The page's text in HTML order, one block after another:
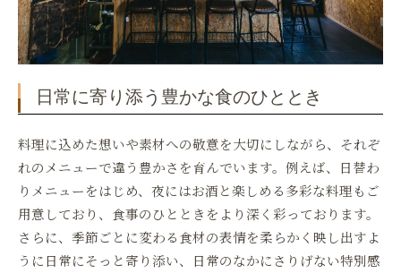
日常に寄り添う豊かな食のひととき
料理に込めた想いや素材への敬意を大切にしながら、それぞ
れのメニューで違う豊かさを育んでいます。例えば、日替わ
りメニューをはじめ、夜にはお酒と楽しめる多彩な料理もご
用意しており、食事のひとときをより深く彩っております。
さらに、季節ごとに変わる食材の表情を柔らかく映し出すよ
うに日常にそっと寄り添い、日常のなかにさりげない特別感